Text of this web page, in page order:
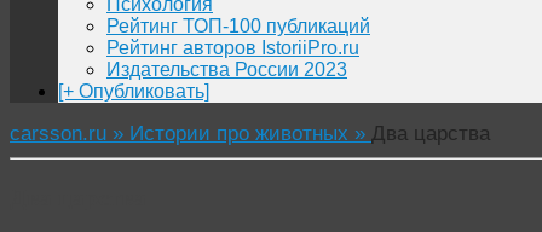
Психология
Рейтинг ТОП-100 публикаций
Рейтинг авторов IstoriiPro.ru
Издательства России 2023
[+ Опубликовать]
carsson.ru » Истории про животных » Два царства